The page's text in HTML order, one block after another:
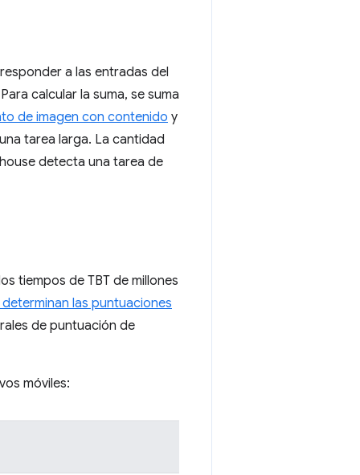
a las entradas del
calcular la suma, se suma
de imagen con contenido y
tarea larga. La cantidad
detecta una tarea de
tiempos de TBT de millones
las puntuaciones
de puntuación de
móviles: